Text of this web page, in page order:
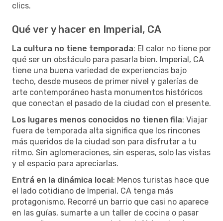
clics.
Qué ver y hacer en Imperial, CA
La cultura no tiene temporada: El calor no tiene por
qué ser un obstáculo para pasarla bien. Imperial, CA
tiene una buena variedad de experiencias bajo
techo, desde museos de primer nivel y galerías de
arte contemporáneo hasta monumentos históricos
que conectan el pasado de la ciudad con el presente.
Los lugares menos conocidos no tienen fila: Viajar
fuera de temporada alta significa que los rincones
más queridos de la ciudad son para disfrutar a tu
ritmo. Sin aglomeraciones, sin esperas, solo las vistas
y el espacio para apreciarlas.
Entrá en la dinámica local: Menos turistas hace que
el lado cotidiano de Imperial, CA tenga más
protagonismo. Recorré un barrio que casi no aparece
en las guías, sumarte a un taller de cocina o pasar